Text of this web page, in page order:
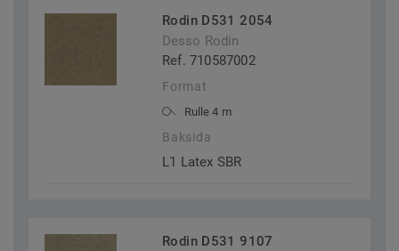
Rodin D531 2054
Desso Rodin
Ref. 710587002
Format
Rulle 4 m
Baksida
L1 Latex SBR
Rodin D531 9107